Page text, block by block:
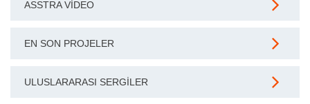
ASSTRA VIDEO
EN SON PROJELER
ULUSLARARASI SERGILER